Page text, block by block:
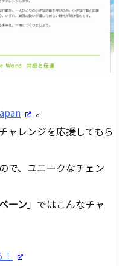
。
ャレンジを応援してもら
で、ユニークなチェン
ーン」ではこんなチャ